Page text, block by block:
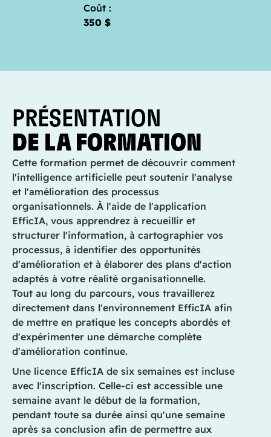
Coût :
350 $
PRÉSENTATION
DE LA FORMATION
Cette formation permet de découvrir comment
l'intelligence artificielle peut soutenir l'analyse
et l'amélioration des processus
organisationnels. À l'aide de l'application
EfficIA, vous apprendrez à recueillir et
structurer l'information, à cartographier vos
processus, à identifier des opportunités
d'amélioration et à élaborer des plans d'action
adaptés à votre réalité organisationnelle.
Tout au long du parcours, vous travaillerez
directement dans l'environnement EfficIA afin
de mettre en pratique les concepts abordés et
d'expérimenter une démarche complète
d'amélioration continue.
Une licence EfficIA de six semaines est incluse
avec l'inscription. Celle-ci est accessible une
semaine avant le début de la formation,
pendant toute sa durée ainsi qu'une semaine
après sa conclusion afin de permettre aux